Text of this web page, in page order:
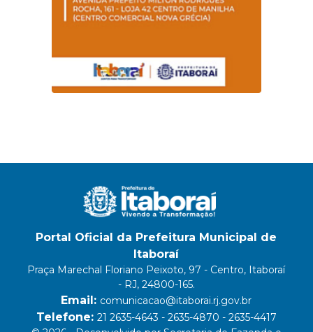
Portal Oficial da Prefeitura Municipal de
Itaboraí
Praça Marechal Floriano Peixoto, 97 - Centro, Itaboraí
- RJ, 24800-165.
Email: comunicacao@itaborai.rj.gov.br
Telefone: 21 2635-4643 - 2635-4870 - 2635-4417